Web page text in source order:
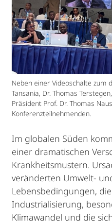
Neben einer Videoschalte zum
Tansania, Dr. Thomas
Präsident Prof. Dr. Thomas
Konferenzteilnehmenden.
Im globalen Süden
einer dramatischen
Krankheitsmustern.
veränderten Umwelt-
Lebensbedingungen,
Industrialisierung,
Klimawandel und die